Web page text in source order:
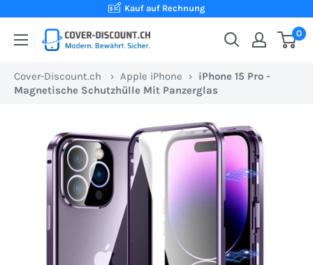
Inhalt
Kauf auf Rechnung
Cover-
Ihr
Onlineshop
der
Schweiz
für
Schutzhüllen
besten
0
Cover-Discount.ch › Apple iPhone › iPhone 15 Pro -
Magnetische Schutzhülle Mit Panzerglas